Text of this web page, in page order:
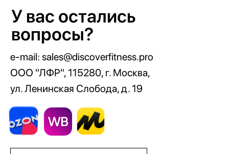
e-mail: sales@discoverfitness.pro
У вас остались
вопросы?
ООО "ЛФР", 115280, г. Москва,
ул. Ленинская Слобода, д. 19